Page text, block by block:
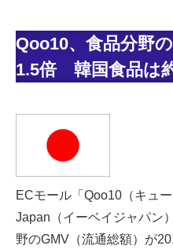
Qoo10、食品分野
1.5倍 韓国食品は
ECモール「Qoo10（キュ
Japan（イーベイジャパン
野のGMV（流通総額）が